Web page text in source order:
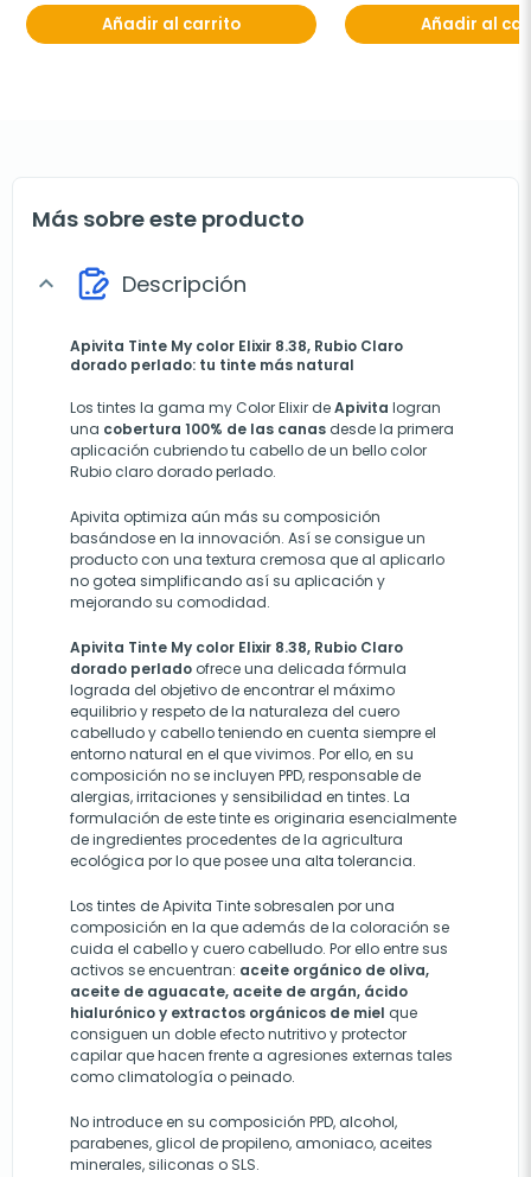
Añadir al carrito Añadir al
Más sobre este producto
expand_more Descripción
Apivita Tinte My color Elixir 8.38, Rubio Claro
dorado perlado: tu tinte más natural
Los tintes la gama my Color Elixir deApivita logran
una cobertura 100% de las canas desde la primera
aplicación cubriendo tu cabello de un bello color
Rubio claro dorado perlado.
Apivita optimiza aún más su composición
basándose en la innovación. Así se consigue un
producto con una textura cremosa que al aplicarlo
no gotea simplificando así su aplicación y
mejorando su comodidad.
Apivita Tinte My color Elixir 8.38, Rubio Claro
dorado perlado ofreceuna delicada fórmula
lograda del objetivo de encontrar el máximo
equilibrio y respeto de la naturaleza del cuero
cabelludo y cabello teniendo en cuenta siempre el
entorno natural en el que vivimos. Por ello, en su
composición no se incluyen PPD, responsable de
alergias, irritaciones y sensibilidad en tintes. La
formulación de este tinte es originaria esencialmente
de ingredientes procedentes de la agricultura
ecológica por lo que posee una alta tolerancia.
Los tintes de Apivita Tinte sobresalen por una
composición en la que además de la coloración se
cuida el cabello y cuero cabelludo. Por ello entre sus
activos se encuentran: aceite orgánico de oliva,
aceite de aguacate, aceite de argán, ácido
hialurónico y extractos orgánicos de miel que
consiguen un doble efecto nutritivo y protector
capilar que hacen frente a agresiones externas tales
como climatología o peinado.
No introduce en su composición PPD, alcohol,
parabenes, glicol de propileno, amoniaco, aceites
minerales, siliconas o SLS.